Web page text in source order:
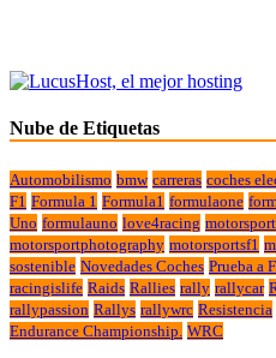
Nube de Etiquetas
Automobilismo bmw carreras coches
F1 Formula 1 Formula1 formulaone
Uno formulauno love4racing motorsport
motorsportphotography motorsportsf1
sostenible Novedades Coches Prueba a
racingislife Raids Rallies rally rallycar
rallypassion Rallys rallywrc Resistencia
Endurance Championship. WRC